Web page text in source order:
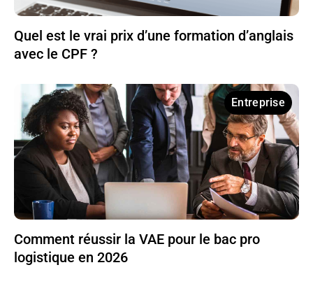
Quel est le vrai prix d’une formation d’anglais
avec le CPF ?
Entreprise
Comment réussir la VAE pour le bac pro
logistique en 2026